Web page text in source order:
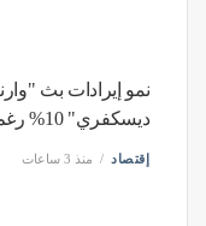
نمو إيرادات بث
ديسكفري" 10% رغم تراجع الإيرادات
إقتصاد منذ 3 ساعات